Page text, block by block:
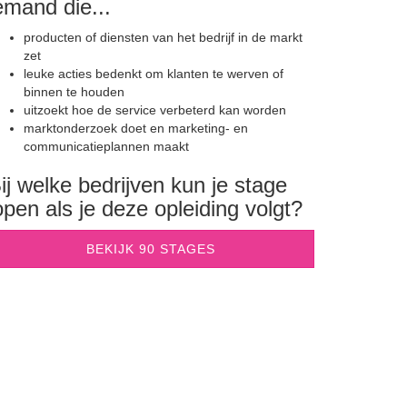
die...
producten of diensten van het bedrijf in de markt
zet
leuke acties bedenkt om klanten te werven of
binnen te houden
uitzoekt hoe de service verbeterd kan worden
marktonderzoek doet en marketing- en
communicatieplannen maakt
welke bedrijven kun je stage
als je deze opleiding volgt?
BEKIJK 90 STAGES